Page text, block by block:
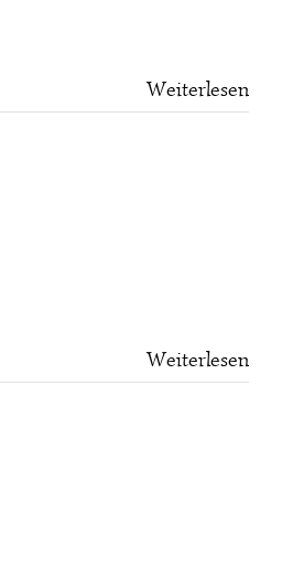
Weiterlesen
Weiterlesen